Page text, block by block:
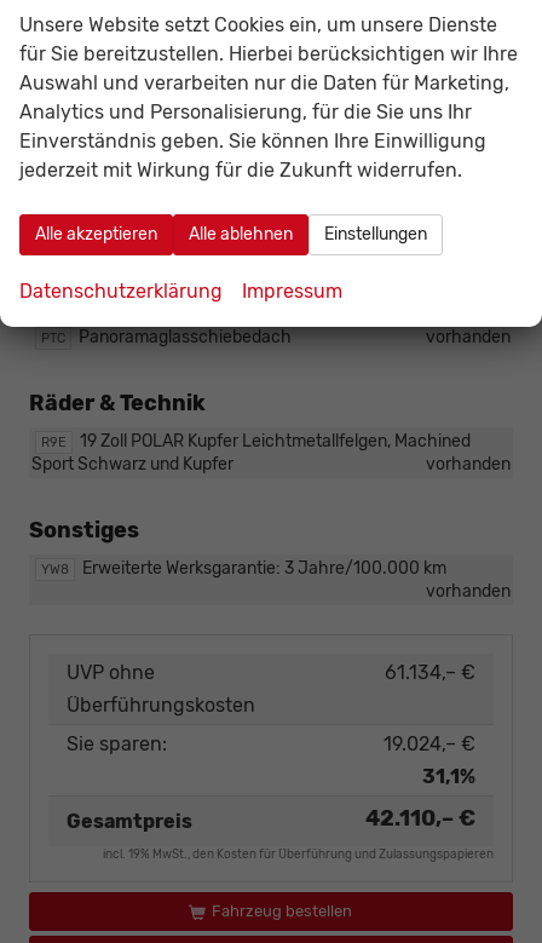
Navigation
(Paket
nicht
bestellbar)
vorhanden
Infotainment & Kommunikation
IMMERSIVE by Sennheiser Soundsystem (nicht e-
HYBRID)
vorhanden
Außen
PGR
Schwenkbare elektrische Anhängerkupplung
PTC Panoramaglasschiebedach vorhanden
Räder & Technik
R9E
19 Zoll POLAR Kupfer Leichtmetallfelgen, Machined
Sport Schwarz und Kupfer
vorhanden
Sonstiges
YW8
Erweiterte Werksgarantie: 3 Jahre/100.000 km
vorhanden
UVP ohne
Überführungskosten
61.134,– €
Sie sparen:
19.024,– €
31,1%
Gesamtpreis
42.110,– €
incl. 19% MwSt., den Kosten für Überführung und Zulassungspapieren
Fahrzeug bestellen
Unsere Website setzt Cookies ein, um unsere Dienste
für Sie bereitzustellen. Hierbei berücksichtigen wir Ihre
Auswahl und verarbeiten nur die Daten für Marketing,
Analytics und Personalisierung, für die Sie uns Ihr
Einverständnis geben. Sie können Ihre Einwilligung
jederzeit mit Wirkung für die Zukunft widerrufen.
Alle akzeptieren Alle ablehnen Einstellungen
Datenschutzerklärung Impressum